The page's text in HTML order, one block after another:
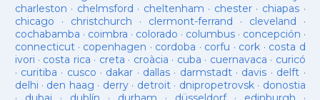
charleston · chelmsford · cheltenham · chester· chiapas ·
chicago · christchurch · clermont-ferrand · cleveland ·
cochabamba · coimbra · colorado · columbus· concepción ·
connecticut· copenhagen · cordoba · corfu · cork · costa d
ivori · costa rica · creta · croàcia · cuba · cuernavaca · curicó
· curitiba · cusco · dakar · dallas · darmstadt· davis · delft ·
delhi · den haag · derry· detroit· dnipropetrovsk· donostia